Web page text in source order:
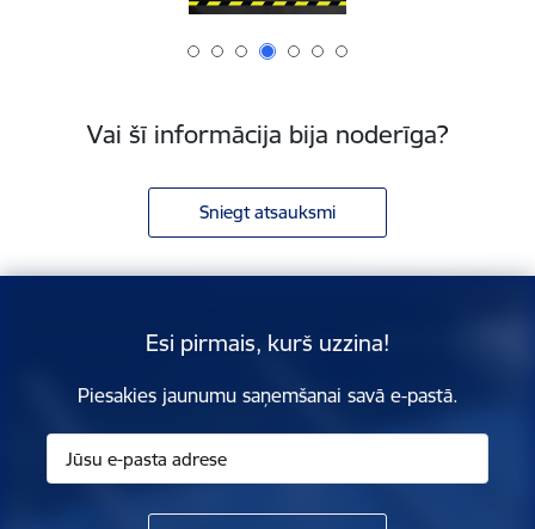
Vai šī informācija bija noderīga?
Sniegt atsauksmi
Esi pirmais, kurš uzzina!
Piesakies jaunumu saņemšanai savā e-pastā.